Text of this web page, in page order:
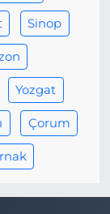
Sinop
Yozgat
Çorum